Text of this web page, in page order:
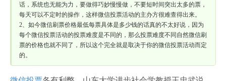
话，系统也无能为力，要做得巧妙慢慢做，不要短时间突出太多的票，
每天可以不定时的操作，这样微信投票活动的主办方很难查得出来。
2、如今微信刷票价格最低每票具体是多少钱的话真的不太好说，因为
每个微信投票活动的投票难度是不同的，那么投票难度不同自然微信刷
票的价格也就不同了，所以这个完全就是取决于你的微信投票活动而定
的。